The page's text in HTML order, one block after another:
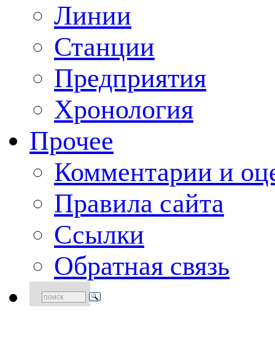
Линии
Станции
Предприятия
Хронология
Прочее
Комментарии и
Правила сайта
Ссылки
Обратная связь